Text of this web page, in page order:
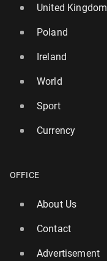
United Kingdom
Poland
Ireland
World
Sport
Currency
OFFICE
About Us
Contact
Advertisement